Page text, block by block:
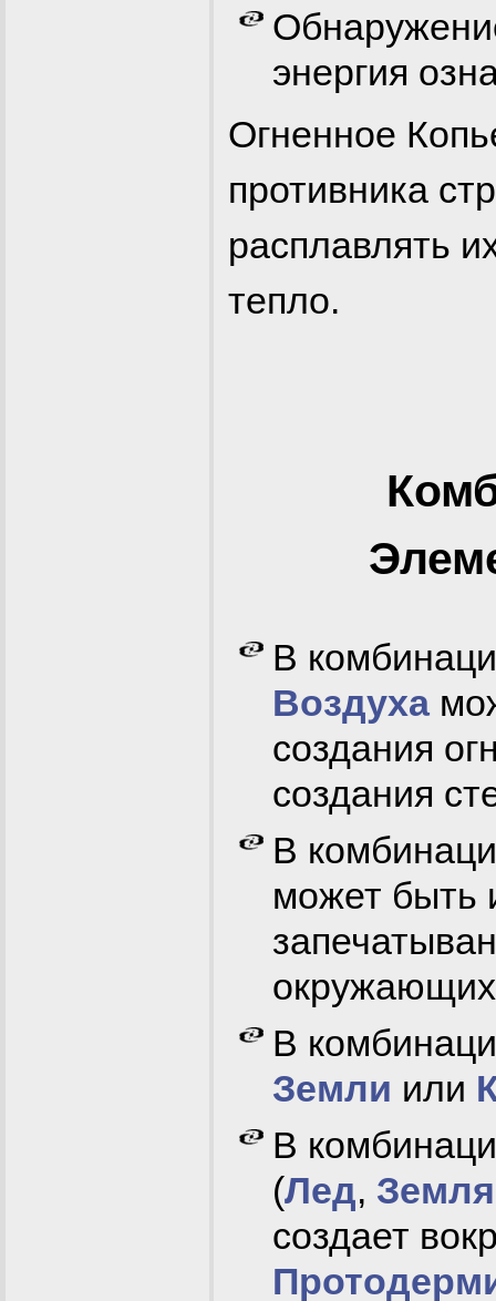
энергия
Огненное
противника
расплавлять
тепло.
В
Воздуха
создания
создания
В
может быть
В
Земли или
В
(Лед, Земля
создает